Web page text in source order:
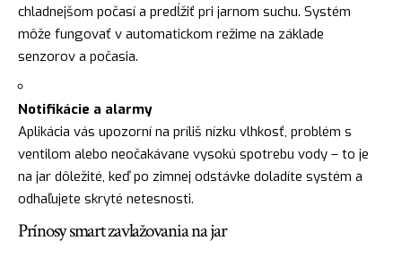
chladnejšom počasí a predĺžiť pri jarnom suchu. Systém
môže fungovať v automatickom režime na základe
senzorov a počasia.
Notifikácie a alarmy
Aplikácia vás upozorní na príliš nízku vlhkosť, problém s
ventilom alebo neočakávane vysokú spotrebu vody – to je
na jar dôležité, keď po zimnej odstávke doladíte systém a
odhaľujete skryté netesnosti.
Prínosy smart zavlažovania na jar